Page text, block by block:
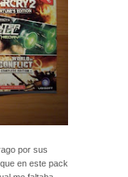
por sus
en este pack